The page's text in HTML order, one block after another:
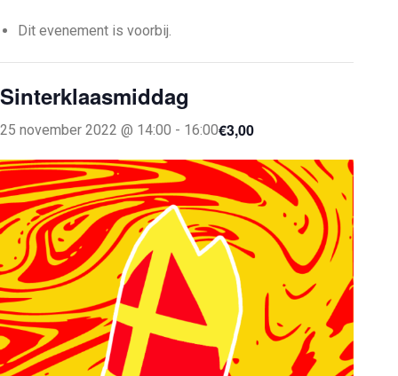
Dit evenement is voorbij.
Sinterklaasmiddag
25 november 2022 @ 14:00 - 16:00€3,00